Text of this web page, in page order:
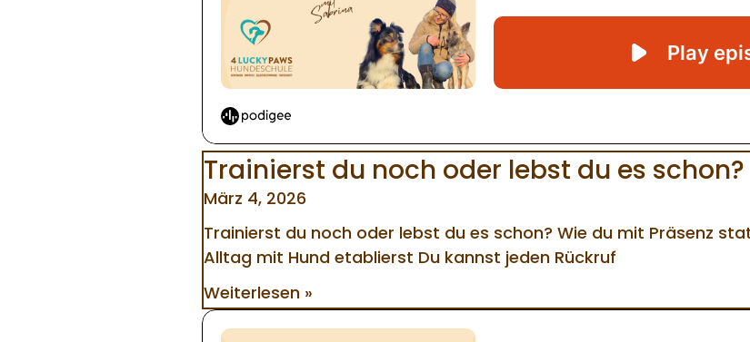
Trainierst du noch oder lebst du es schon?
März 4, 2026
Trainierst du noch oder lebst du es schon? Wie du mit Präsenz
Alltag mit Hund etablierst Du kannst jeden Rückruf
Weiterlesen »